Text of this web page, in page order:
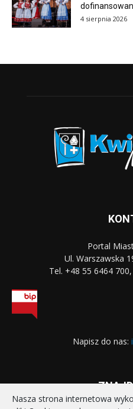
4 sierpnia 2026
Portal
Ul. Warszawska
Tel. +48 55 6464
Napisz do nas:
Nasza strona internetowa